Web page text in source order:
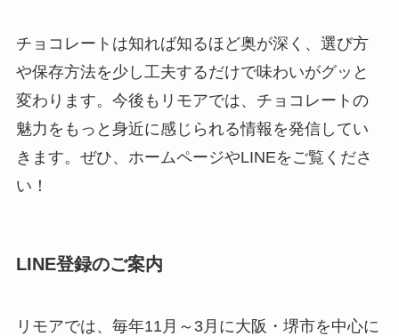
チョコレートは知れば知るほど奥が深く、選び方
や保存方法を少し工夫するだけで味わいがグッと
変わります。今後もリモアでは、チョコレートの
魅力をもっと身近に感じられる情報を発信してい
きます。ぜひ、ホームページやLINEをご覧くださ
い！
LINE登録のご案内
リモアでは、毎年11月～3月に大阪・堺市を中心に